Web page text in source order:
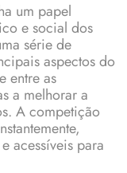
um papel
e social dos
série de
aspectos do
entre as
a melhorar a
A competição
acessíveis para